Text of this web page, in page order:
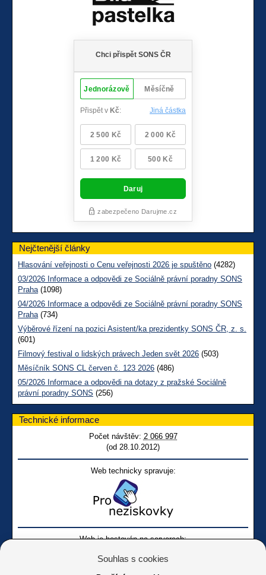
Nejčtenější články
Hlasování veřejnosti o Cenu veřejnosti 2026 je spuštěno (4282)
03/2026 Informace a odpovědi ze Sociálně právní poradny SONS
Praha(1098)
04/2026 Informace a odpovědi ze Sociálně právní poradny SONS
Praha(734)
Výběrové řízení na pozici Asistent/ka prezidentky SONS ČR, z. s.
(601)
Filmový festival o lidských právech Jeden svět 2026 (503)
Měsíčník SONS CL červen č. 123 2026 (486)
05/2026 Informace a odpovědi na dotazy z pražské Sociálně
právní poradny SONS (256)
Technické informace
Počet návštěv: 2 066 997
(od 28.10.2012)
Web technicky spravuje:
Web je hostován na serverech:
Souhlas s cookies